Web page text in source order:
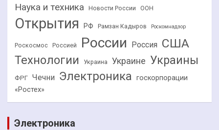
Наука и техника Новости России ООН
Открытия РФ Рамзан Кадыров Роскомнадзор
Роскосмос Россией России Россия США
Технологии Украина Украине Украины
ФРГ Чечни Электроника госкорпорации
«Ростех»
Электроника